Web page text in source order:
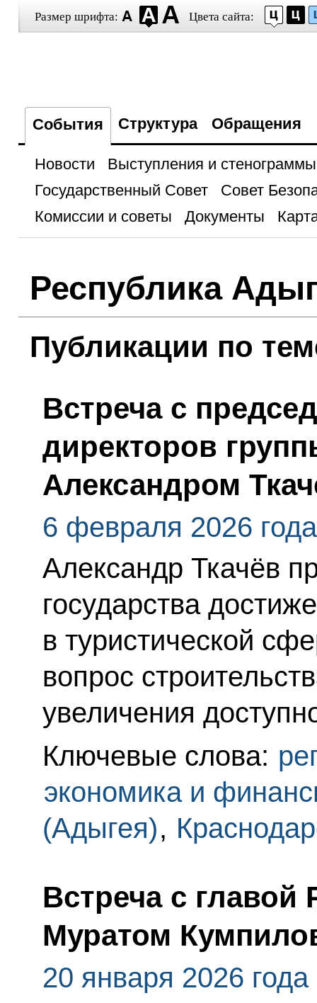
Размер шрифта: Цвета сайта:
События Структура Обращения
Новости
Выступления и стенограммы
Государственный Совет
Совет
Комиссии и советы
Документы
Республика
Публикации по
Встреча с
директоров
Александром
6 февраля 2026 года
Александр Ткачёв
государства
в туристической
вопрос
увеличения
Ключевые слова:
экономика и
(Адыгея),
Встреча с главой
Муратом
20 января 2026 года